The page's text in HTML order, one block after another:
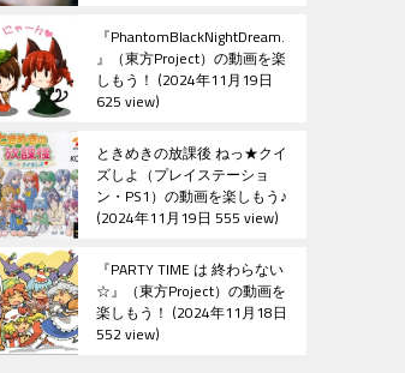
『PhantomBlackNightDream.
』（東方Project）の動画を楽
しもう！ 2024年11月19日
625 view
ときめきの放課後 ねっ★クイ
ズしよ（プレイステーショ
ン・PS1）の動画を楽しもう♪
2024年11月19日 555 view
『PARTY TIME は 終わらない
☆』（東方Project）の動画を
楽しもう！ 2024年11月18日
552 view